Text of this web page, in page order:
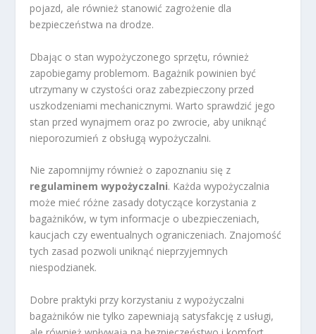
pojazd, ale również stanowić zagrożenie dla
bezpieczeństwa na drodze.
Dbając o stan wypożyczonego sprzętu, również
zapobiegamy problemom. Bagażnik powinien być
utrzymany w czystości oraz zabezpieczony przed
uszkodzeniami mechanicznymi. Warto sprawdzić jego
stan przed wynajmem oraz po zwrocie, aby uniknąć
nieporozumień z obsługą wypożyczalni.
Nie zapomnijmy również o zapoznaniu się z
regulaminem wypożyczalni. Każda wypożyczalnia
może mieć różne zasady dotyczące korzystania z
bagażników, w tym informacje o ubezpieczeniach,
kaucjach czy ewentualnych ograniczeniach. Znajomość
tych zasad pozwoli uniknąć nieprzyjemnych
niespodzianek.
Dobre praktyki przy korzystaniu z wypożyczalni
bagażników nie tylko zapewniają satysfakcję z usługi,